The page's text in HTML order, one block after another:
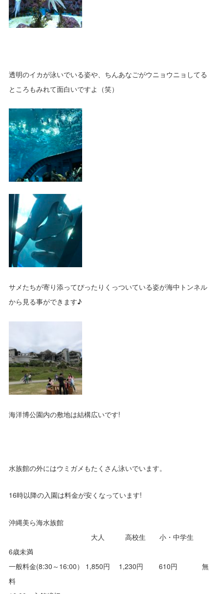
透明のイカが泳いでいる姿や、ちんあなごがウニョウニョしてる
ところもみれて面白いですよ（笑）
サメたちが寄り添ってぴったりくっついている姿が海中トンネル
から見る事ができます♪
海洋博公園内の敷地は結構広いです!
水族館の外にはウミガメもたくさん泳いでいます。
16時以降の入園は料金が安くなっています!
沖縄美ら海水族館
大人 高校生 小・中学生
6歳未満
一般料金(8:30～16:00） 1,850円 1,230円 610円 無
料